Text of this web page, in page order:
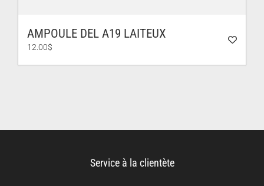
AMPOULE DEL A19 LAITEUX
12.00$
Service à la clientète